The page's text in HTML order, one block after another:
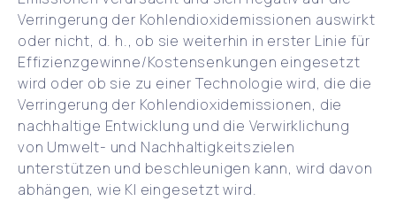
Verringerung der Kohlendioxidemissionen auswirkt
oder nicht, d. h., ob sie weiterhin in erster Linie für
Effizienzgewinne/Kostensenkungen eingesetzt
wird oder ob sie zu einer Technologie wird, die die
Verringerung der Kohlendioxidemissionen, die
nachhaltige Entwicklung und die Verwirklichung
von Umwelt- und Nachhaltigkeitszielen
unterstützen und beschleunigen kann, wird davon
abhängen, wie KI eingesetzt wird.